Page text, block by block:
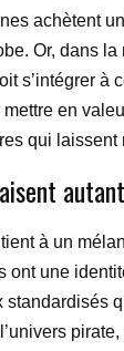
achètent
Or, dans la
s’intégrer à
en
qui laissent
à un
ont une